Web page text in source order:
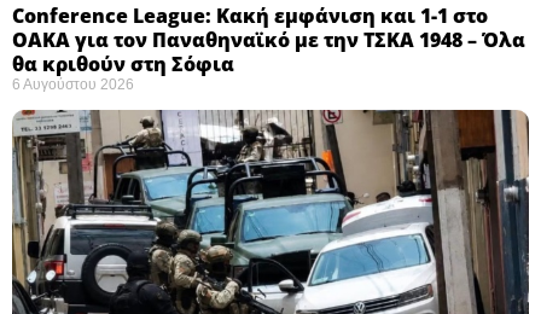
Conference League: Κακή εμφάνιση και 1-1 στο
ΟΑΚΑ για τον Παναθηναϊκό με την ΤΣΚΑ 1948 – Όλα
θα κριθούν στη Σόφια ​
6 Αυγούστου 2026